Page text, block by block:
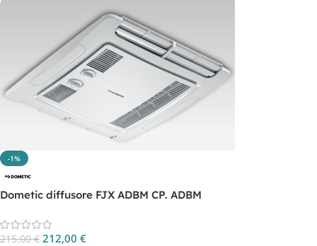
-1%
Dometic diffusore FJX ADBM CP. ADBM
215,00€ 212,00 €